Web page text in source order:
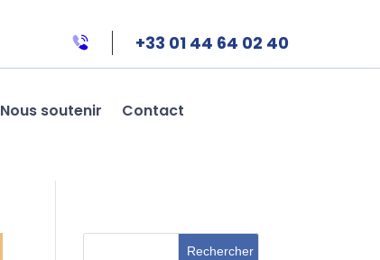
+33 01 44 64 02 40
Nous soutenir Contact